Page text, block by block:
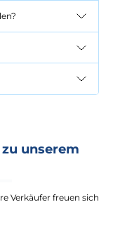
unserem
Verkäufer freuen sich